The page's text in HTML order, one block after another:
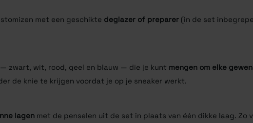
met een geschikte deglazer of preparer (in de set
zwart, wit, rood, geel en blauw — die je kunt mengen om elke
de knie te krijgen voordat je op je sneaker werkt.
lagen met de penselen uit de set in plaats van één dikke laag. Zo